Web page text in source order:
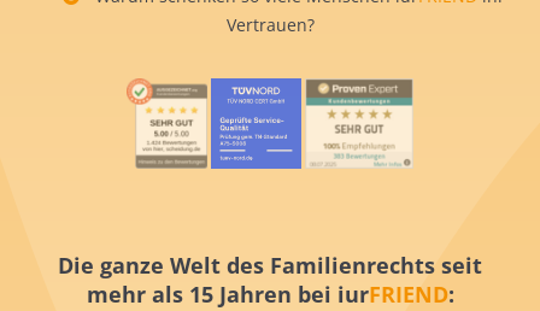
Vertrauen?
Die ganze Welt des Familienrechts seit
mehr als 15 Jahren bei iurFRIEND: